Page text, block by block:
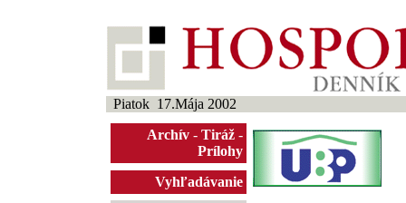
Piatok 17.Mája 2002
Archív - Tiráž -
Prílohy
Vyhľadávanie